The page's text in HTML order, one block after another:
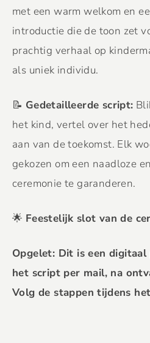
met een warm welkom en
introductie die de toon zet
prachtig verhaal op
als uniek individu.
📝 Gedetailleerde script:
het kind, vertel over het
aan van de toekomst. Elk
gekozen om een naadloze
ceremonie te garanderen.
🌟 Feestelijk slot van de
Opgelet: Dit is een
het script per mail, na
Volg de stappen tijdens